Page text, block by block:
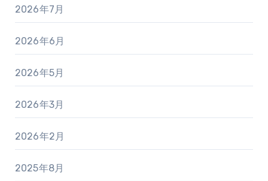
2026年7月
2026年6月
2026年5月
2026年3月
2026年2月
2025年8月